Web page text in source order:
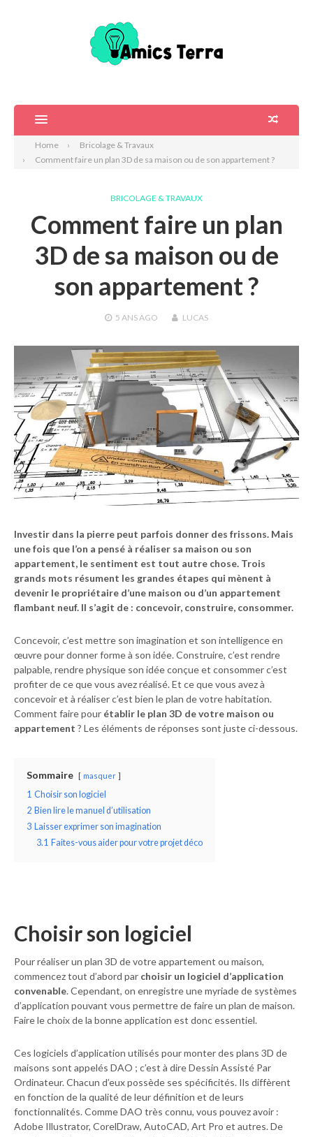
Home
Bricolage & Travaux
Comment faire un plan 3D de sa maison ou de son appartement ?
BRICOLAGE & TRAVAUX
Comment faire un plan
3D de sa maison ou de
son appartement ?
5 ANSAGO LUCAS
Investir dans la pierre peut parfois donner des frissons. Mais
une fois que l’on a pensé à réaliser sa maison ou son
appartement, le sentiment est tout autre chose. Trois
grands mots résument les grandes étapes qui mènent à
devenir le propriétaire d’une maison ou d’un appartement
flambant neuf. Il s’agit de : concevoir, construire, consommer.
Concevoir, c’est mettre son imagination et son intelligence en
œuvre pour donner forme à son idée. Construire, c’est rendre
palpable, rendre physique son idée conçue et consommer c’est
profiter de ce que vous avez réalisé. Et ce que vous avez à
concevoir et à réaliser c’est bien le plan de votre habitation.
Comment faire pour établir le plan 3D de votre maison ou
appartement ? Les éléments de réponses sont juste ci-dessous.
Sommaire masquer
1 Choisir son logiciel
2 Bien lire le manuel d’utilisation
3 Laisser exprimer son imagination
3.1 Faites-vous aider pour votre projet déco
Choisir son logiciel
Pour réaliser un plan 3D de votre appartement ou maison,
commencez tout d’abord par choisir un logiciel d’application
convenable. Cependant, on enregistre une myriade de systèmes
d’application pouvant vous permettre de faire un plan de maison.
Faire le choix de la bonne application est donc essentiel.
Ces logiciels d’application utilisés pour monter des plans 3D de
maisons sont appelés DAO ; c’est à dire Dessin Assisté Par
Ordinateur. Chacun d’eux possède ses spécificités. Ils diffèrent
en fonction de la qualité de leur définition et de leurs
fonctionnalités. Comme DAO très connu, vous pouvez avoir :
Adobe Illustrator, CorelDraw, AutoCAD, Art Pro et autres. De